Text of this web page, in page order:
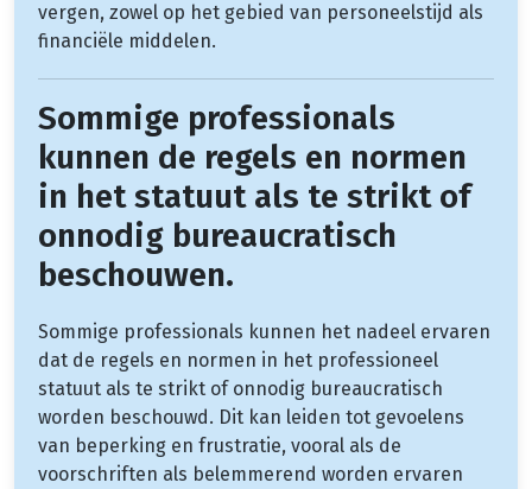
vergen, zowel op het gebied van personeelstijd als
financiële middelen.
Sommige professionals
kunnen de regels en normen
in het statuut als te strikt of
onnodig bureaucratisch
beschouwen.
Sommige professionals kunnen het nadeel ervaren
dat de regels en normen in het professioneel
statuut als te strikt of onnodig bureaucratisch
worden beschouwd. Dit kan leiden tot gevoelens
van beperking en frustratie, vooral als de
voorschriften als belemmerend worden ervaren